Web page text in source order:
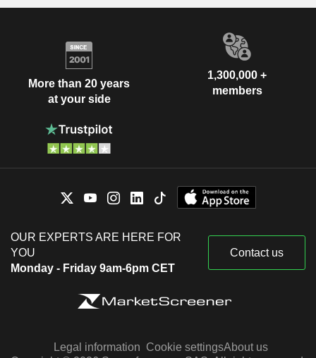
More than 20 years
at your side
1,300,000 +
members
OUR EXPERTS ARE HERE FOR
YOU
Monday - Friday 9am-6pm CET
Contact us
Legal information Cookie settingsAbout us